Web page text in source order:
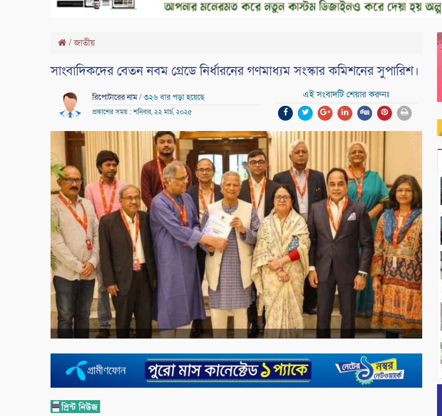
/জাতীয়
সাংবাদিকদের বেতন নবম গ্রেডে নির্ধারনের গণমাধ্যম সংস্কার কমিশনের সুপারিশ।
রিপোটারের নাম/ ৩২৬ বার পড়া হয়েছে
প্রকাশের সময় : শনিবার, ২২ মার্চ, ২০২৫
এই সংবাদটি শেয়ার করুনঃ